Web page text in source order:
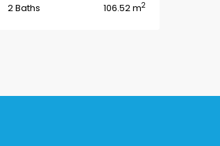
2 Baths 106.52 m2